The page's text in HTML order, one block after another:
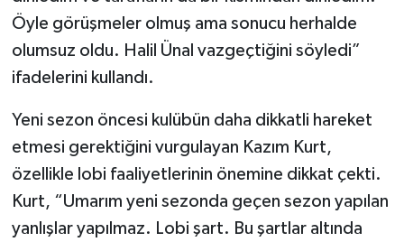
Öyle görüşmeler olmuş ama sonucu herhalde
olumsuz oldu. Halil Ünal vazgeçtiğini söyledi”
ifadelerini kullandı.
Yeni sezon öncesi kulübün daha dikkatli hareket
etmesi gerektiğini vurgulayan Kazım Kurt,
özellikle lobi faaliyetlerinin önemine dikkat çekti.
Kurt, “Umarım yeni sezonda geçen sezon yapılan
yanlışlar yapılmaz. Lobi şart. Bu şartlar altında